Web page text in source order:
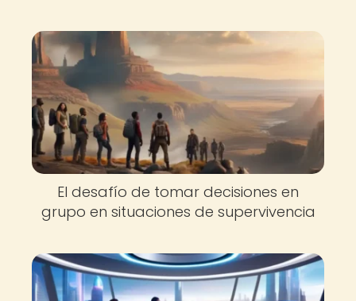
El desafío de tomar decisiones en
grupo en situaciones de supervivencia